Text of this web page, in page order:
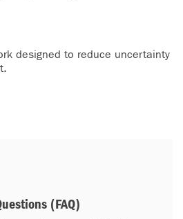
designed to reduce uncertainty
(FAQ)